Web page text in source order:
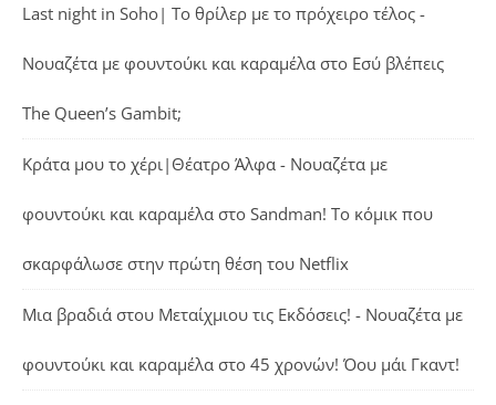
Last night in Soho| Το θρίλερ με το πρόχειρο τέλος -
Νουαζέτα με φουντούκι και καραμέλα στο Εσύ βλέπεις
The Queen’s Gambit;
Κράτα μου το χέρι|Θέατρο Άλφα - Νουαζέτα με
φουντούκι και καραμέλα στο Sandman! Το κόμικ που
σκαρφάλωσε στην πρώτη θέση του Netflix
Μια βραδιά στου Μεταίχμιου τις Εκδόσεις! - Νουαζέτα με
φουντούκι και καραμέλα στο 45 χρονών! Όου μάι Γκαντ!